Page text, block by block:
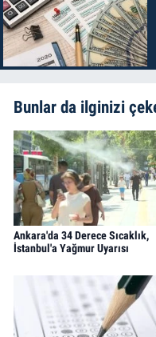
Bunlar da ilginizi
Ankara'da 34 Derece Sıcaklık,
İstanbul'a Yağmur Uyarısı